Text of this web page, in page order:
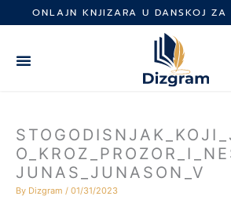
to
ONLAJN KNJIZARA U DANSKOJ ZA
JUNAS_JUNASON_V
By Dizgram / 01/31/2023